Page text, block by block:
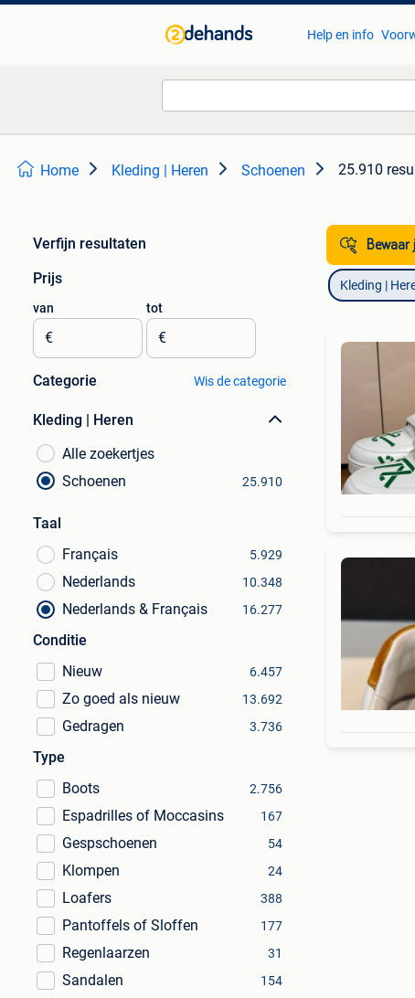
Help en info
Home Kleding | Heren Schoenen 25.910
Verfijn resultaten
Prijs
van
€
tot
€
Categorie Wis de categorie
Kleding | Heren
Alle zoekertjes
Schoenen
25.910
Taal
Français
5.929
Nederlands 10.348
Nederlands & Français 16.277
Conditie
Nieuw
6.457
Zo goed als nieuw 13.692
Gedragen 3.736
Type
Boots
2.756
Espadrilles of Moccasins 167
Gespschoenen 54
Klompen 24
Loafers 388
Pantoffels of Sloffen 177
Regenlaarzen 31
Sandalen 154
Bewaar
Kleding |